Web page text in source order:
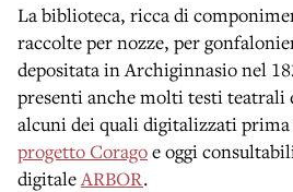
La biblioteca, ricca di
raccolte per nozze, per
depositata in Archiginnasio nel
presenti anche molti testi teatrali
alcuni dei quali digitalizzati prima
progetto Coragoe oggi
digitaleARBOR.